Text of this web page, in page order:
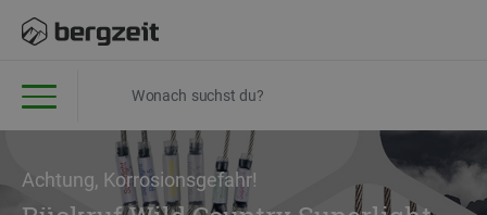
Achtung, Korrosionsgefahr!